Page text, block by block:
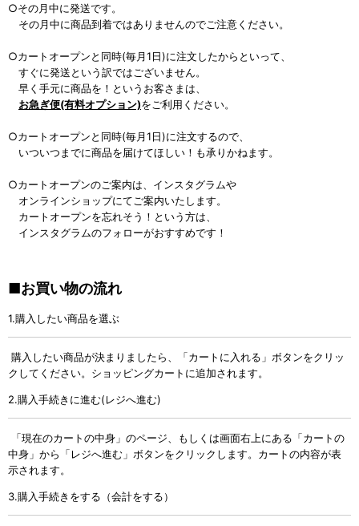
○その月中に発送です。
その月中に商品到着ではありませんのでご注意ください。
○カートオープンと同時(毎月1日)に注文したからといって、
すぐに発送という訳ではございません。
早く手元に商品を！というお客さまは、
お急ぎ便(有料オプション)をご利用ください。
○カートオープンと同時(毎月1日)に注文するので、
いついつまでに商品を届けてほしい！も承りかねます。
○カートオープンのご案内は、インスタグラムや
オンラインショップにてご案内いたします。
カートオープンを忘れそう！という方は、
インスタグラムのフォローがおすすめです！
■お買い物の流れ
1.購入したい商品を選ぶ
購入したい商品が決まりましたら、「カートに入れる」ボタンをクリッ
クしてください。ショッピングカートに追加されます。
2.購入手続きに進む(レジへ進む)
「現在のカートの中身」のページ、もしくは画面右上にある「カートの
中身」から「レジへ進む」ボタンをクリックします。カートの内容が表
示されます。
3.購入手続きをする（会計をする）